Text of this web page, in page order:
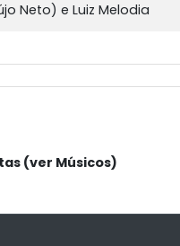
Neto) e Luiz Melodia
(ver Músicos)